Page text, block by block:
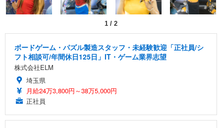
1 / 2
ボードゲーム・パズル製造スタッフ・未経験歓迎「正社員/シ
フト相談可/年間休日125日」IT・ゲーム業界志望
株式会社ELM
埼玉県
月給24万3,800円～38万5,000円
正社員